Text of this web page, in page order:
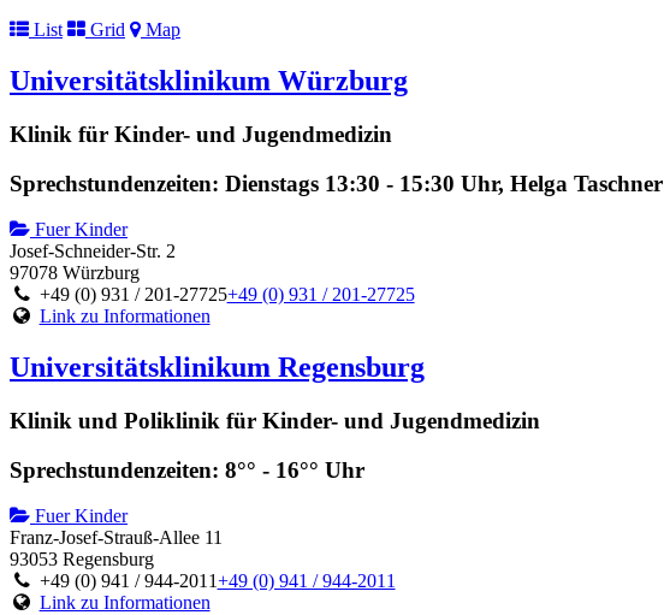
List
Grid Map
Universitätsklinikum Würzburg
Klinik für Kinder- und Jugendmedizin
Sprechstundenzeiten: Dienstags 13:30 - 15:30 Uhr, Helga Taschner
Fuer Kinder
Josef-Schneider-Str. 2
97078 Würzburg
+49 (0) 931 / 201-27725+49 (0) 931 / 201-27725
Link zu Informationen
Universitätsklinikum Regensburg
Klinik und Poliklinik für Kinder- und Jugendmedizin
Sprechstundenzeiten: 8°° - 16°° Uhr
Fuer Kinder
Franz-Josef-Strauß-Allee 11
93053 Regensburg
+49 (0) 941 / 944-2011+49 (0) 941 / 944-2011
Link zu Informationen